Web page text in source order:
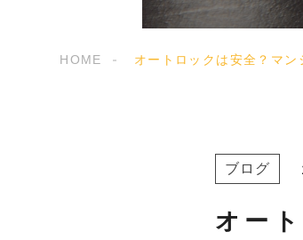
HOME オートロックは安全？マ
ブログ
オー